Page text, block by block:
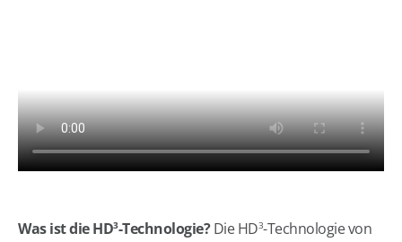
Was ist die HD3-Technologie?Die HD3-Technologie von